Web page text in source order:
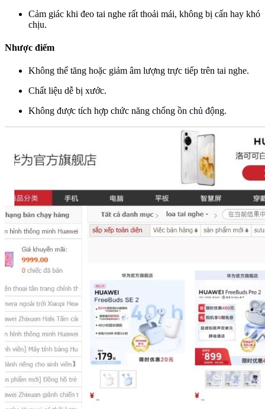
Cảm giác khi đeo tai nghe rất thoải mái, không bị cấn hay khó
chịu.
Nhược điểm
Không thể tăng hoặc giảm âm lượng trực tiếp trên tai nghe.
Chất liệu dễ bị xước.
Không được tích hợp chức năng chống ồn chủ động.